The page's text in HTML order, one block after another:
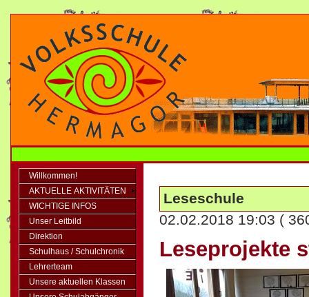
Willkommen!
AKTUELLE AKTIVITÄTEN
WICHTIGE INFOS
Unser Leitbild
Direktion
Schulhaus / Schulchronik
Lehrerteam
Unsere aktuellen Klassen
Leseschule
02.02.2018 19:03 (
Leseprojekte